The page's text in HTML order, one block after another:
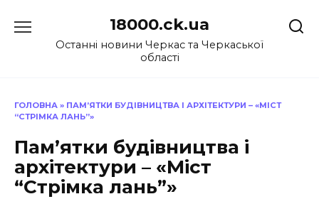
до
18000.ck.ua
Останні новини Черкас та Черкаської
області
ГОЛОВНА » ПАМ’ЯТКИ БУДІВНИЦТВА І АРХІТЕКТУРИ – «МІСТ
“СТРІМКА ЛАНЬ”»
Пам’ятки будівництва і
архітектури – «Міст
“Стрімка лань”»